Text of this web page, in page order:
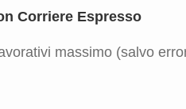
Corriere Espresso
massimo (salvo